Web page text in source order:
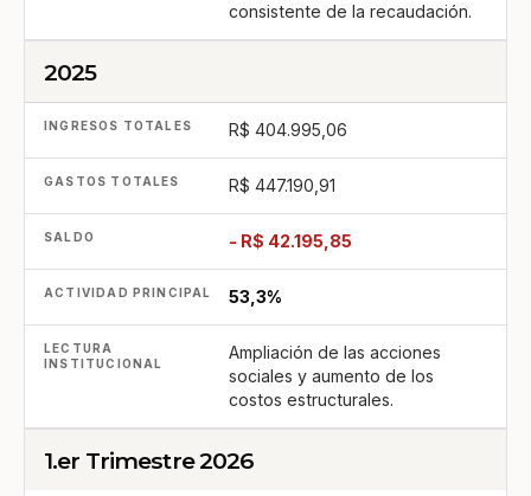
consistente de la recaudación.
2025
R$ 404.995,06
R$ 447.190,91
- R$ 42.195,85
53,3%
Ampliación de las acciones
sociales y aumento de los
costos estructurales.
1.er Trimestre 2026